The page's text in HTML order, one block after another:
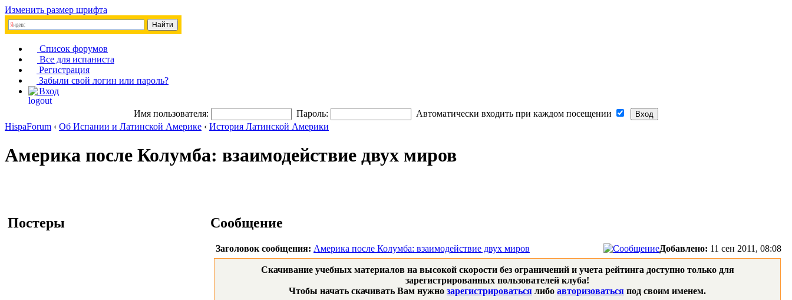
Изменить размер шрифта
Список форумов
Все для испаниста
Регистрация
Забыли свой логин или пароль?
Вход
Имя пользователя: Пароль:
Автоматически входить при каждом посещении
HispaForum ‹ Об Испании и Латинской Америке ‹ История Латинской Америки
Америка после Колумба: взаимодействие двух миров
Постеры Сообщение
Заголовок сообщения: Америка после Колумба: взаимодействие двух миров Добавлено: 11 сен 2011, 08:08
Скачивание учебных материалов на высокой скорости без ограничений и учета рейтинга доступно только для
зарегистрированных пользователей клуба!
Чтобы начать скачивать Вам нужно зарегистрироваться либо авторизоваться под своим именем.